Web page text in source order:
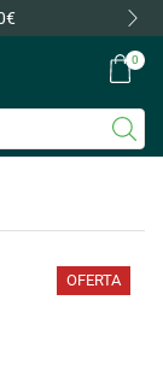
0
OFERTA